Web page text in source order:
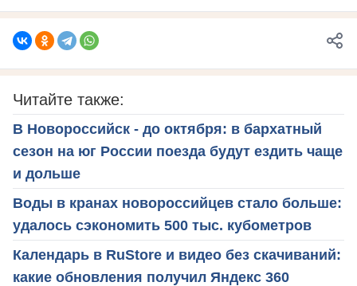
Читайте также:
В Новороссийск - до октября: в бархатный
сезон на юг России поезда будут ездить чаще
и дольше
Воды в кранах новороссийцев стало больше:
удалось сэкономить 500 тыс. кубометров
Календарь в RuStore и видео без скачиваний:
какие обновления получил Яндекс 360